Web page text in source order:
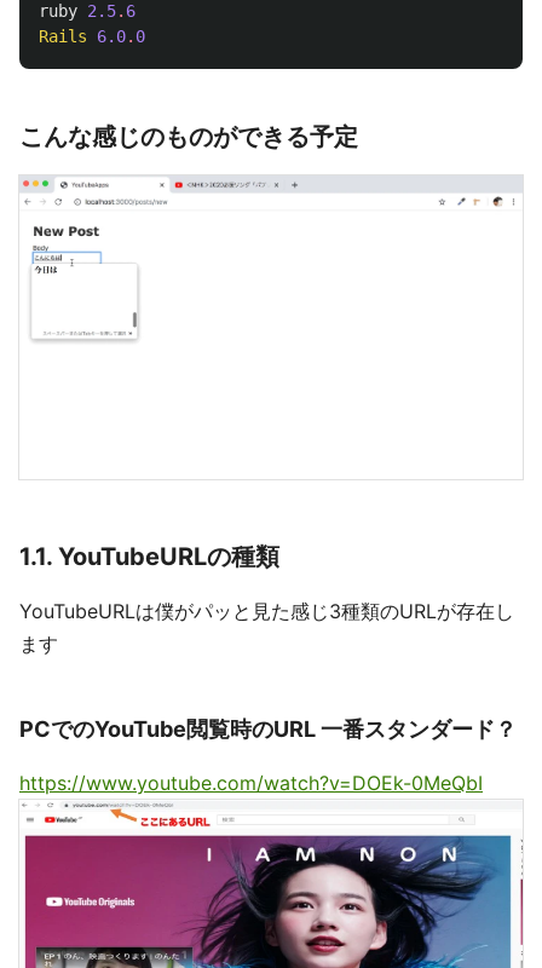
ruby 2.5. 6
Rails
6.0. 0
こんな感じのものができる予定
1.1. YouTubeURLの種類
YouTubeURLは僕がパッと見た感じ3種類のURLが存在し
ます
PCでのYouTube閲覧時のURL 一番スタンダード？
https://www.youtube.com/watch?v=DOEk-0MeQbI